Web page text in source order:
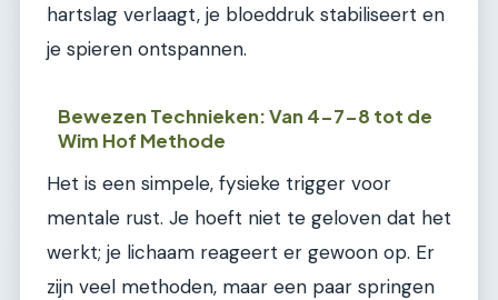
hartslag verlaagt, je bloeddruk stabiliseert en
je spieren ontspannen.
Bewezen Technieken: Van 4-7-8 tot de
Wim Hof Methode
Het is een simpele, fysieke trigger voor
mentale rust. Je hoeft niet te geloven dat het
werkt; je lichaam reageert er gewoon op. Er
zijn veel methoden, maar een paar springen